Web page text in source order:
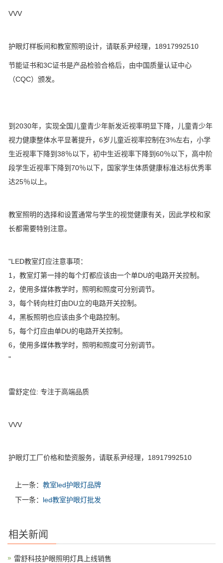
VVV
护眼灯样板间和教室照明设计，请联系尹经理，18917992510
节能证书和3C证书是产品检验合格后，由中国质量认证中心
（CQC）颁发。
到2030年，实现全国儿童青少年新发近视率明显下降，儿童青少年
视力健康整体水平显著提升，6岁儿童近视率控制在3%左右，小学
生近视率下降到38％以下，初中生近视率下降到60％以下，高中阶
段学生近视率下降到70％以下，国家学生体质健康标准达标优秀率
达25％以上。
教室照明的选择和设置通常与学生的视觉健康有关，因此学校和家
长都需要特别注意。
"LED教室灯应注意事项：
1，教室灯第一排的每个灯都应该由一个单DU的电路开关控制。
2，使用多媒体教学时，照明和照度可分别调节。
3，每个转向柱灯由DU立的电路开关控制。
4，黑板照明也应该由多个电路控制。
5，每个灯应由单DU的电路开关控制。
6，使用多媒体教学时，照明和照度可分别调节。
"
雷舒定位: 专注于高端品质
VVV
护眼灯工厂价格和垫资服务，请联系尹经理，18917992510
上一条： 教室led护眼灯品牌
下一条： led教室护眼灯批发
相关新闻
雷舒科技护眼照明灯具上线销售